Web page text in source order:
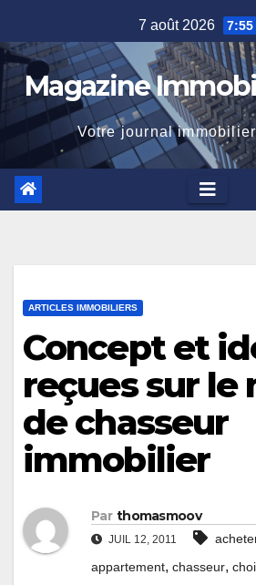
to
content
7 août 2026 7:55
Magazine
Votre journal
ARTICLES IMMOBILIERS
Concept et
reçues sur le
de chasseur
immobilier
Par thomasmoov
JUIL 12, 2011
appartement, chasseur,